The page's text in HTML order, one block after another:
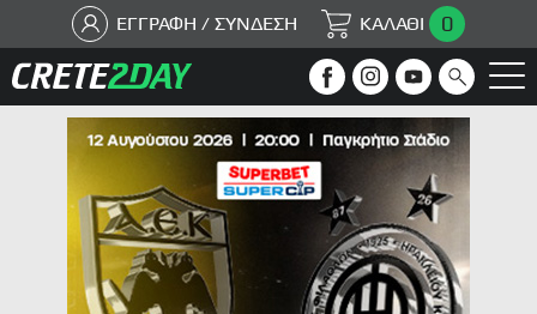
ΕΓΓΡΑΦΗ / ΣΥΝΔΕΣΗ ΚΑΛΑΘΙ 0